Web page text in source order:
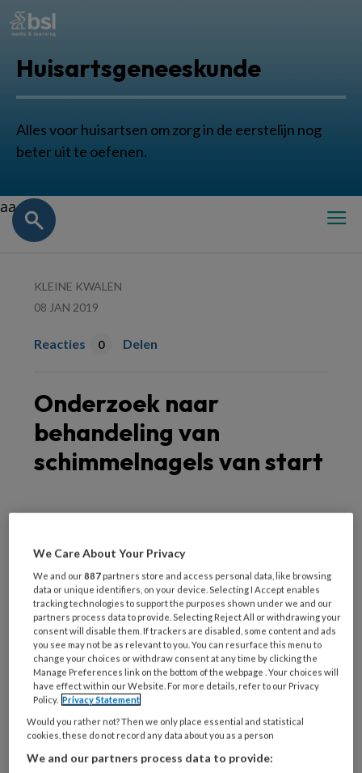
Huisartsgeneeskunde
Alles voor huisartsen om zorg in de eerstelijn nog
beter uit te oefenen.
aa
KLEINE KWALEN
08 JAN 2019
Reacties 0 Delen
Onderzoek naar
behandeling van
schimmelnagels van start
Kunnen schimmelnagels effectief
behandeld worden met een nagellak?
Met die vraag gaan onderzoekers van
het Leids Universitair Medisch
Centrum (LUMC) de komende tijd aan
de slag.
Op televisie en in tijdschriften wordt
regelmatig reclame gemaakt voor nagellak met
een antischimmelmiddel als middel tegen een
schimmelinfectie van de teennagel. Maar er is
We Care About Your Privacy
We and our887 partners store and access personal data, like browsing
data or unique identifiers, on your device. Selecting I Accept enables
tracking technologies to support the purposes shown under we and our
partners process data to provide. Selecting Reject All or withdrawing your
consent will disable them. If trackers are disabled, some content and ads
you see may not be as relevant to you. You can resurface this menu to
change your choices or withdraw consent at any time by clicking the
Manage Preferences link on the bottom of the webpage . Your choices will
have effect within our Website. For more details, refer to our Privacy
Policy. Privacy Statement
Would you rather not? Then we only place essential and statistical
cookies, these do not record any data about you as a person
We and our partners process data to provide: